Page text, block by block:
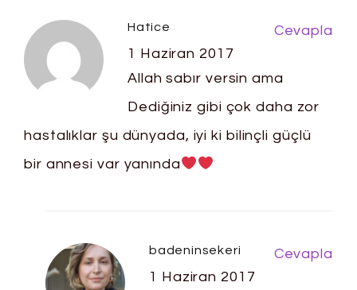
Hatice
1 Haziran 2017
Allah sabır versin ama
Dediğiniz gibi çok daha zor
hastalıklar şu dünyada, iyi ki bilinçli güçlü
bir annesi var yanında
Cevapla
badeninsekeri
1 Haziran 2017
Cevapla